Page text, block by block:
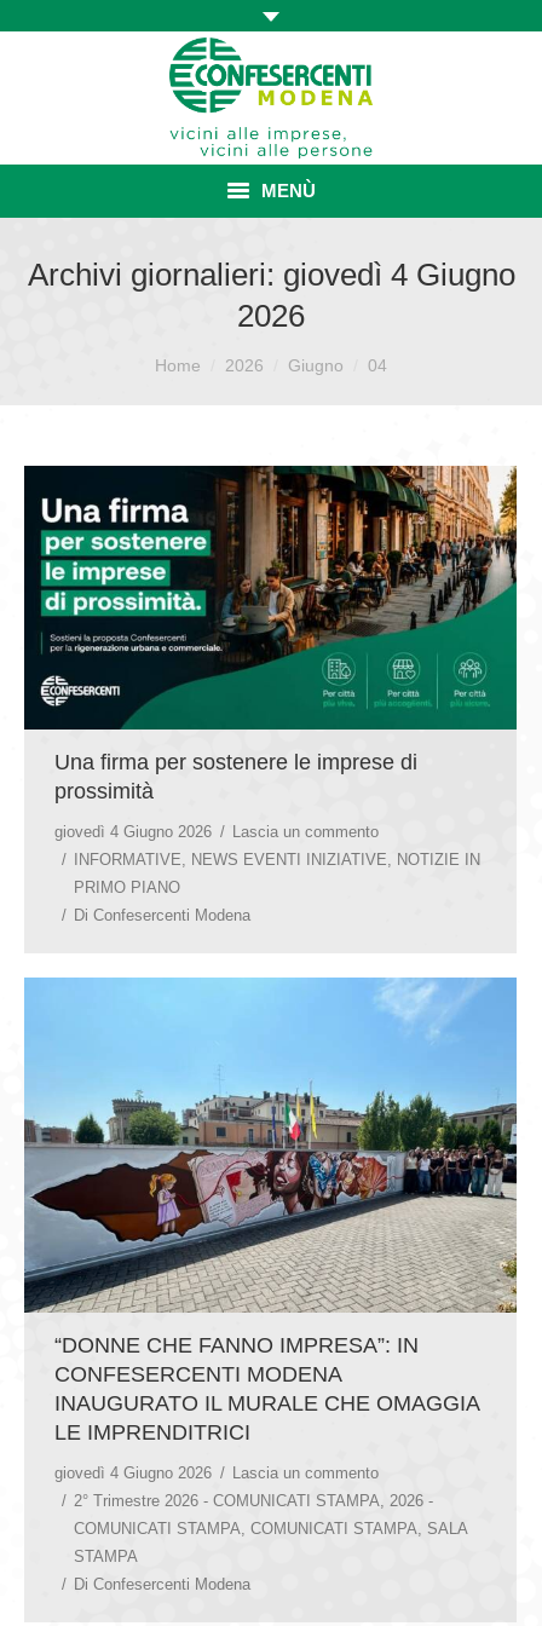
MENÙ
ASSOCIAZIONE
ISCRIZIONE E VANTAGGI
CATEGORIE SINDACALI
SERVIZI
GIOVEDÌ GASTRONOMICI
COMUNICATI E NEWS
CONTATTI
Archivi giornalieri: giovedì 4 Giugno
2026
Home 2026 Giugno 04
Una firma per sostenere le imprese di
prossimità
giovedì 4 Giugno 2026
Lascia un commento
INFORMATIVE
NEWS EVENTI INIZIATIVE
NOTIZIE IN
PRIMO PIANO
Di Confesercenti Modena
“DONNE CHE FANNO IMPRESA”: IN
CONFESERCENTI MODENA
INAUGURATO IL MURALE CHE OMAGGIA
LE IMPRENDITRICI
giovedì 4 Giugno 2026
Lascia un commento
2° Trimestre 2026 - COMUNICATI STAMPA
2026 -
COMUNICATI STAMPA COMUNICATI STAMPA
SALA
STAMPA
Di Confesercenti Modena